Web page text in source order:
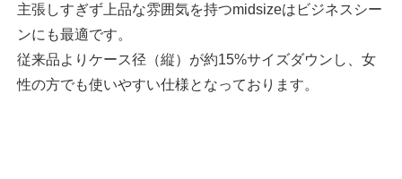
主張しすぎず上品な雰囲気を持つmidsizeはビジネスシー
ンにも最適です。
従来品よりケース径（縦）が約15%サイズダウンし、女
性の方でも使いやすい仕様となっております。